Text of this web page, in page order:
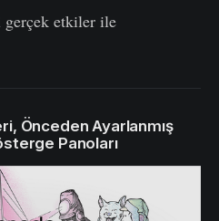
gerçek etkiler ile
Önceden Ayarlanmış
Panoları